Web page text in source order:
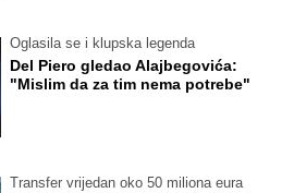
Oglasila se i klupska legenda
Del Piero gledao Alajbegovića:
"Mislim da za tim nema potrebe"
Transfer vrijedan oko 50 miliona eura